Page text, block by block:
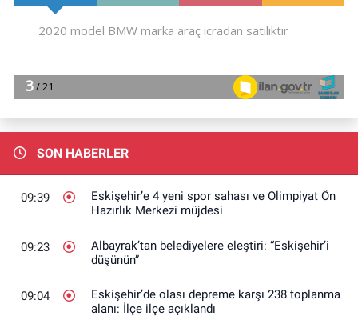
SON HABERLER
09:39
Eskişehir’e 4 yeni spor sahası ve Olimpiyat Ön
Hazırlık Merkezi müjdesi
09:23
Albayrak’tan belediyelere eleştiri: “Eskişehir’i
düşünün”
09:04
Eskişehir’de olası depreme karşı 238 toplanma
alanı: İlçe ilçe açıklandı